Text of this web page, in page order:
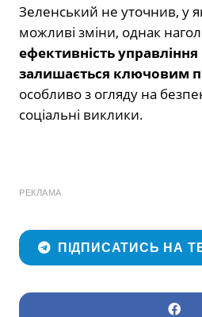
Зеленський не уточнив, у
можливі зміни, однак
ефективність управління
залишається ключовим
особливо з огляду на
соціальні виклики.
РЕКЛАМА
ПІДПИСАТИСЬ НА